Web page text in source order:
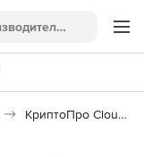
КриптоПро Cloud CSP